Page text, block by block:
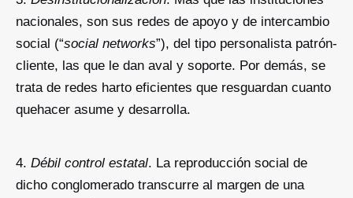
nacionales, son sus redes de apoyo y de intercambio
social (“social networks”), del tipo personalista patrón-
cliente, las que le dan aval y soporte. Por demás, se
trata de redes harto eficientes que resguardan cuanto
quehacer asume y desarrolla.
Débil control estatal. La reproducción social de
dicho conglomerado transcurre al margen de una